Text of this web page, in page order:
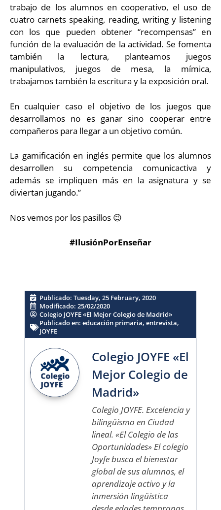
trabajo de los alumnos en cooperativo, el uso de
cuatro carnets speaking, reading, writing y listening
con los que pueden obtener “recompensas” en
función de la evaluación de la actividad. Se fomenta
también la lectura, planteamos juegos
manipulativos, juegos de mesa, la mímica,
trabajamos también la escritura y la exposición oral.
En cualquier caso el objetivo de los juegos que
desarrollamos no es ganar sino cooperar entre
compañeros para llegar a un objetivo común.
La gamificación en inglés permite que los alumnos
desarrollen su competencia comunicactiva y
además se impliquen más en la asignatura y se
diviertan jugando.”
Nos vemos por los pasillos 😉
#IlusiónPorEnseñar
Publicado: Tuesday, 25 February, 2020
Modificado: 25/02/2020
Colegio JOYFE «El Mejor Colegio de Madrid»
Publicado en: educación primaria, entrevista,
JOYFE
Colegio JOYFE «El
Mejor Colegio de
Madrid»
Colegio JOYFE. Excelencia y
bilingüismo en Ciudad
lineal. «El Colegio de las
Oportunidades» El colegio
Joyfe busca el bienestar
global de sus alumnos, el
aprendizaje activo y la
inmersión lingüística